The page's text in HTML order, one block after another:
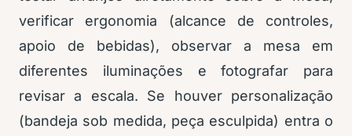
verificar ergonomia (alcance de controles,
apoio de bebidas), observar a mesa em
diferentes iluminações e fotografar para
revisar a escala. Se houver personalização
(bandeja sob medida, peça esculpida) entra o